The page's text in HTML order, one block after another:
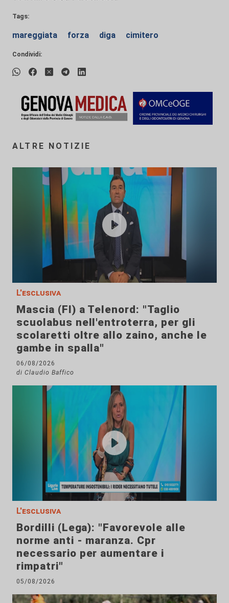
Tags:
mareggiata forza diga cimitero
Condividi:
ALTRE NOTIZIE
L'esclusiva
Mascia (FI) a Telenord: "Taglio
scuolabus nell'entroterra, per gli
scolaretti oltre allo zaino, anche le
gambe in spalla"
06/08/2026
di Claudio Baffico
L'esclusiva
Bordilli (Lega): "Favorevole alle
norme anti - maranza. Cpr
necessario per aumentare i
rimpatri"
05/08/2026